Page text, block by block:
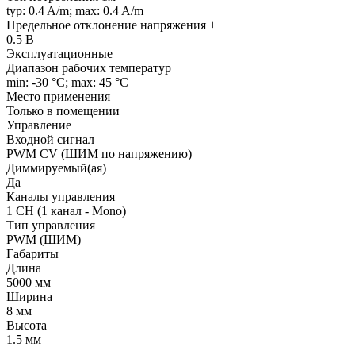
typ: 0.4 A/m; max: 0.4 A/m
Предельное отклонение напряжения ±
0.5 В
Эксплуатационные
Диапазон рабочих температур
min: -30 °C; max: 45 °C
Место применения
Только в помещении
Управление
Входной сигнал
PWM СV (ШИМ по напряжению)
Диммируемый(ая)
Да
Каналы управления
1 CH (1 канал - Mono)
Тип управления
PWM (ШИМ)
Габариты
Длина
5000 мм
Ширина
8 мм
Высота
1.5 мм